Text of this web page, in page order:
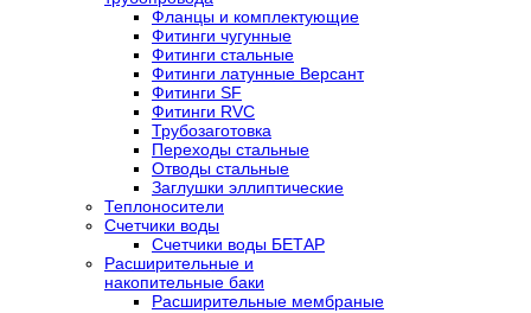
Фланцы и комплектующие
Фитинги чугунные
Фитинги стальные
Фитинги латунные Версант
Фитинги SF
Фитинги RVC
Трубозаготовка
Переходы стальные
Отводы стальные
Заглушки эллиптические
Теплоносители
Счетчики воды
Счетчики воды БЕТАР
Расширительные и
накопительные баки
Расширительные мембраные